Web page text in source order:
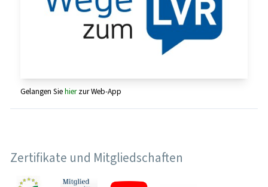
Gelangen Siehierzur Web-App
Zertifikate und Mitgliedschaften